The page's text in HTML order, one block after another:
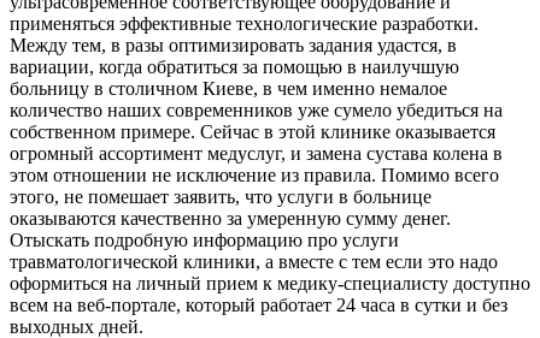
применяться эффективные технологические разработки.
Между тем, в разы оптимизировать задания удастся, в
вариации, когда обратиться за помощью в наилучшую
больницу в столичном Киеве, в чем именно немалое
количество наших современников уже сумело убедиться на
собственном примере. Сейчас в этой клинике оказывается
огромный ассортимент медуслуг, и замена сустава колена в
этом отношении не исключение из правила. Помимо всего
этого, не помешает заявить, что услуги в больнице
оказываются качественно за умеренную сумму денег.
Отыскать подробную информацию про услуги
травматологической клиники, а вместе с тем если это надо
оформиться на личный прием к медику-специалисту доступно
всем на веб-портале, который работает 24 часа в сутки и без
выходных дней.